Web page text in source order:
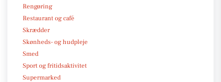
Rengøring
Restaurant og café
Skrædder
Skønheds- og hudpleje
Smed
Sport og fritidsaktivitet
Supermarked